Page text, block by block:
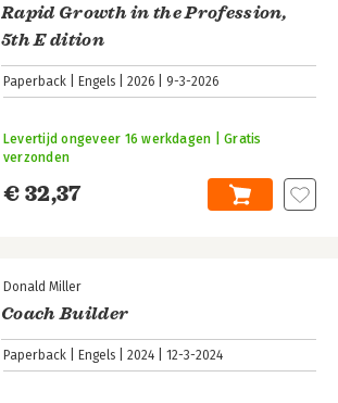
Rapid Growth in the Profession,
5th E dition
Paperback Engels 2026 9-3-2026
€ 32,37
Levertijd ongeveer 16 werkdagen | Gratis
verzonden
Donald Miller
Coach Builder
Paperback Engels 2024 12-3-2024